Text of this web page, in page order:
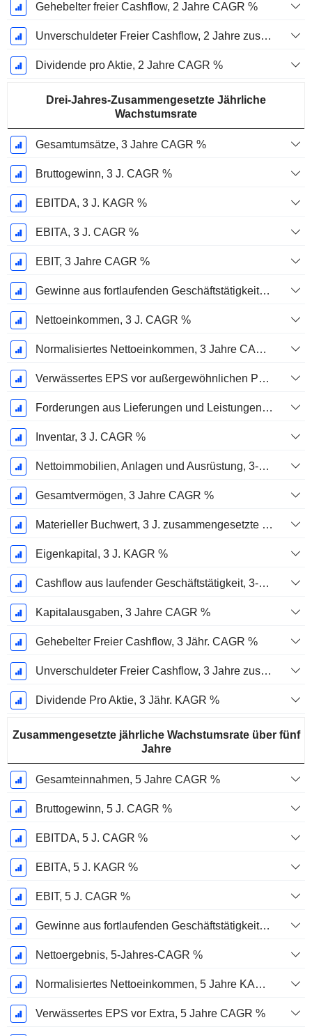
Gehebelter freier Cashflow, 2 Jahre CAGR %
Unverschuldeter Freier Cashflow, 2 Jahre zusammengesetzte jährliche Wachstumsrate %
Dividende pro Aktie, 2 Jahre CAGR %
Drei-Jahres-Zusammengesetzte Jährliche
Wachstumsrate
Gesamtumsätze, 3 Jahre CAGR %
Bruttogewinn, 3 J. CAGR %
EBITDA, 3 J. KAGR %
EBITA, 3 J. CAGR %
EBIT, 3 Jahre CAGR %
Gewinne aus fortlaufenden Geschäftstätigkeiten, 3 Jahre KAGR %
Nettoeinkommen, 3 J. CAGR %
Normalisiertes Nettoeinkommen, 3 Jahre CAGR %
Verwässertes EPS vor außergewöhnlichen Posten, 3-Jahres-CAGR %
Forderungen aus Lieferungen und Leistungen, 3-Jahres-CAGR %
Inventar, 3 J. CAGR %
Nettoimmobilien, Anlagen und Ausrüstung, 3-Jahres-CAGR %
Gesamtvermögen, 3 Jahre CAGR %
Materieller Buchwert, 3 J. zusammengesetzte jährliche Wachstumsrate %
Eigenkapital, 3 J. KAGR %
Cashflow aus laufender Geschäftstätigkeit, 3-Jahres-CAGR %
Kapitalausgaben, 3 Jahre CAGR %
Gehebelter Freier Cashflow, 3 Jähr. CAGR %
Unverschuldeter Freier Cashflow, 3 Jahre zusammengesetzte jährliche Wachstumsrate %
Dividende Pro Aktie, 3 Jähr. KAGR %
Zusammengesetzte jährliche Wachstumsrate über fünf
Jahre
Gesamteinnahmen, 5 Jahre CAGR %
Bruttogewinn, 5 J. CAGR %
EBITDA, 5 J. CAGR %
EBITA, 5 J. KAGR %
EBIT, 5 J. CAGR %
Gewinne aus fortlaufenden Geschäftstätigkeiten, 5-Jahres-CAGR %
Nettoergebnis, 5-Jahres-CAGR %
Normalisiertes Nettoeinkommen, 5 Jahre KAGR %
Verwässertes EPS vor Extra, 5 Jahre CAGR %